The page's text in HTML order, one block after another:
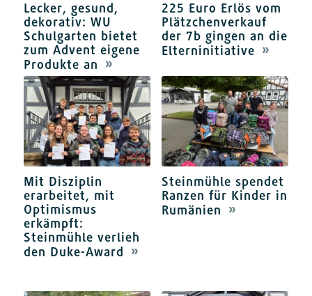
Lecker, gesund,
dekorativ: WU
Schulgarten bietet
zum Advent eigene
Produkte an
225 Euro Erlös vom
Plätzchenverkauf
der 7b gingen an die
Elterninitiative
Mit Disziplin
erarbeitet, mit
Optimismus
erkämpft:
Steinmühle verlieh
den Duke-Award
Steinmühle spendet
Ranzen für Kinder in
Rumänien